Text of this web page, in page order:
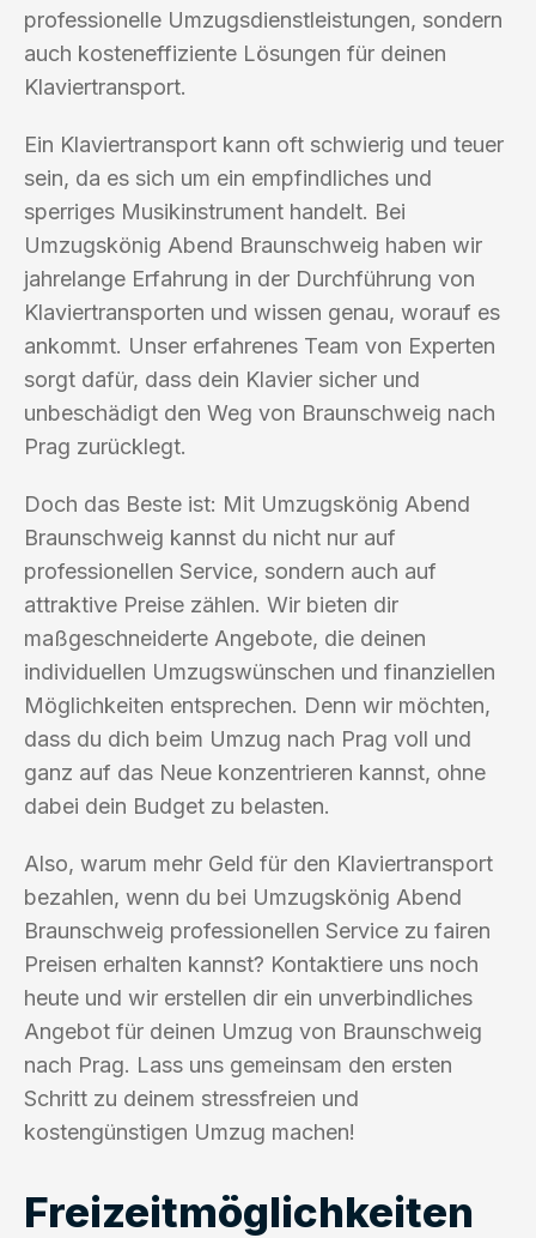
professionelle Umzugsdienstleistungen, sondern
auch kosteneffiziente Lösungen für deinen
Klaviertransport.
Ein Klaviertransport kann oft schwierig und teuer
sein, da es sich um ein empfindliches und
sperriges Musikinstrument handelt. Bei
Umzugskönig Abend Braunschweig haben wir
jahrelange Erfahrung in der Durchführung von
Klaviertransporten und wissen genau, worauf es
ankommt. Unser erfahrenes Team von Experten
sorgt dafür, dass dein Klavier sicher und
unbeschädigt den Weg von Braunschweig nach
Prag zurücklegt.
Doch das Beste ist: Mit Umzugskönig Abend
Braunschweig kannst du nicht nur auf
professionellen Service, sondern auch auf
attraktive Preise zählen. Wir bieten dir
maßgeschneiderte Angebote, die deinen
individuellen Umzugswünschen und finanziellen
Möglichkeiten entsprechen. Denn wir möchten,
dass du dich beim Umzug nach Prag voll und
ganz auf das Neue konzentrieren kannst, ohne
dabei dein Budget zu belasten.
Also, warum mehr Geld für den Klaviertransport
bezahlen, wenn du bei Umzugskönig Abend
Braunschweig professionellen Service zu fairen
Preisen erhalten kannst? Kontaktiere uns noch
heute und wir erstellen dir ein unverbindliches
Angebot für deinen Umzug von Braunschweig
nach Prag. Lass uns gemeinsam den ersten
Schritt zu deinem stressfreien und
kostengünstigen Umzug machen!
Freizeitmöglichkeiten